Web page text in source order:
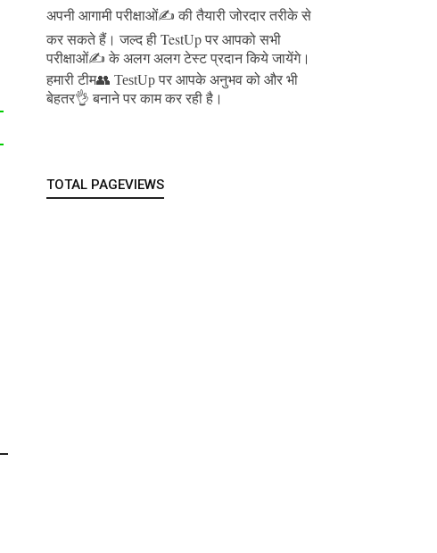
अपनी आगामी परीक्षाओं✍️ की तैयारी जोरदार तरीके से
कर सकते हैं।जल्द ही TestUp पर आपको सभी
परीक्षाओं✍️ के अलग अलग टेस्ट प्रदान किये जायेंगे।
हमारी टीम👥 TestUp पर आपके अनुभव को और भी
बेहतर👌 बनाने पर काम कर रही है।
TOTAL PAGEVIEWS